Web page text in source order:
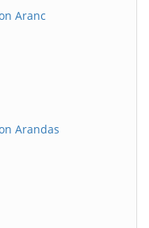
Aranc
Arandas